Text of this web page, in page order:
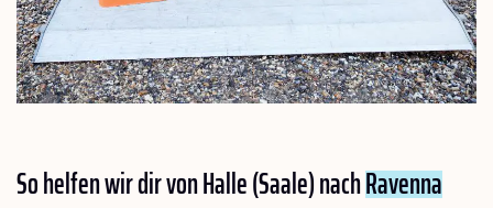
So helfen wir dir von Halle (Saale) nachRavenna